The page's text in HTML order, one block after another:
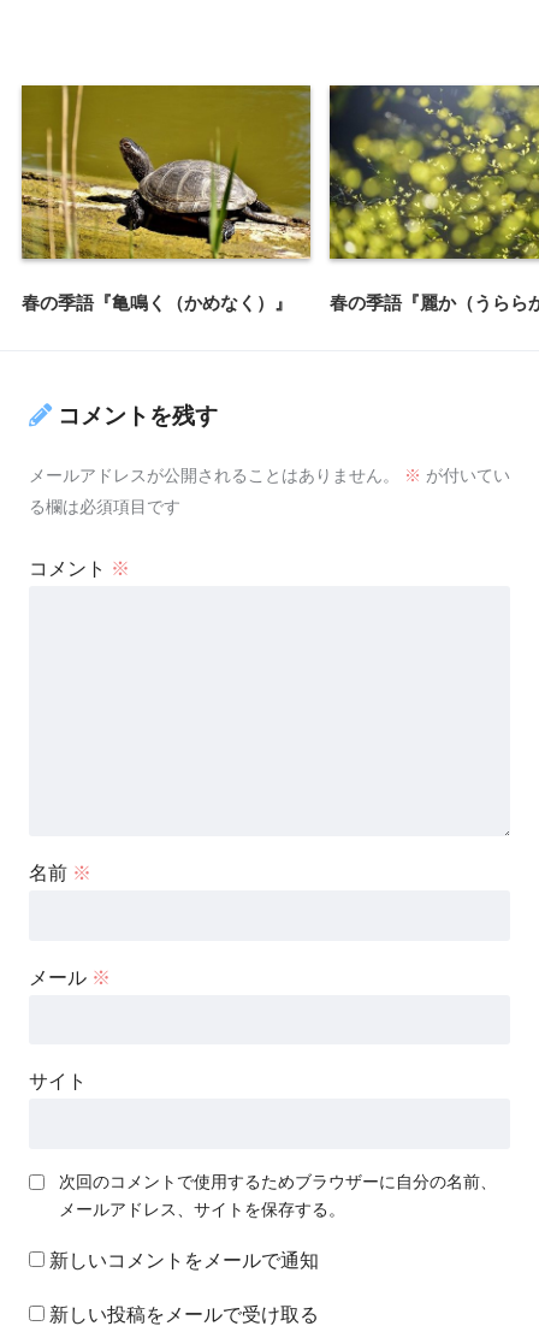
春の季語『亀鳴く（かめなく）』 春の季語『麗か（うらら
コメントを残す
メールアドレスが公開されることはありません。 ※ が付いてい
る欄は必須項目です
コメント ※
名前 ※
メール ※
サイト
次回のコメントで使用するためブラウザーに自分の名前、
メールアドレス、サイトを保存する。
新しいコメントをメールで通知
新しい投稿をメールで受け取る